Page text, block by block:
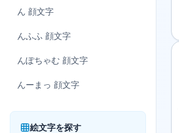
ん 顔文字
んふふ 顔文字
んぽちゃむ 顔文字
んーまっ 顔文字
絵文字を探す